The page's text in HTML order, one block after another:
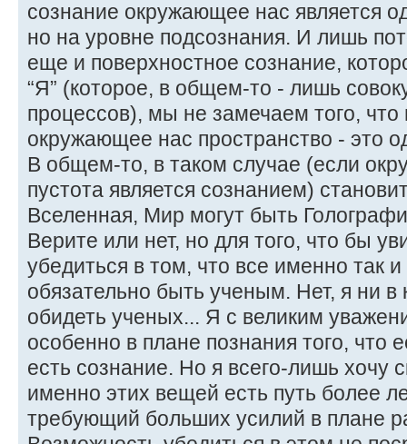
сознание окружающее нас является
но на уровне подсознания. И лишь
еще и поверхностное сознание,
“Я” (которое, в общем-то - лишь
процессов), мы не замечаем того,
окружающее нас пространство - это
В общем-то, в таком случае (если
пустота является сознанием)
Вселенная, Мир могут быть
Верите или нет, но для того, что бы
убедиться в том, что все именно так
обязательно быть ученым. Нет, я ни в
обидеть ученых... Я с великим
особенно в плане познания того, что
есть сознание. Но я всего-лишь хочу
именно этих вещей есть путь более
требующий больших усилий в плане